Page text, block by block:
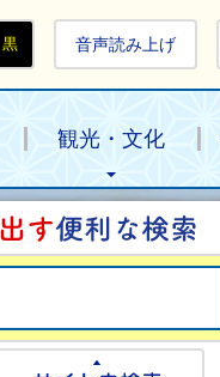
黒 音声読み上げ
観光・文化
Google検索